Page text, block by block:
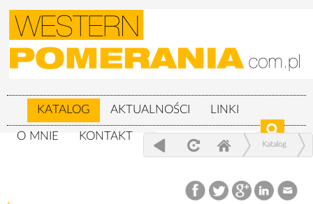
KATALOG AKTUALNOŚCI LINKI
O MNIE KONTAKT
Katalog
Święto Morza 2018 w Gdyni, 24.06.2018r.